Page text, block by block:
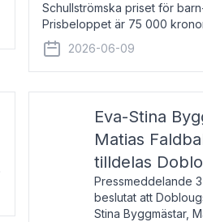
Schullströmska priset för
Prisbeloppet är 75 000
författare och forskare i
2026-06-09
Eva-Stina
Matias
tilldelas
Pressmeddelande
beslutat att
Stina Byggmästar,